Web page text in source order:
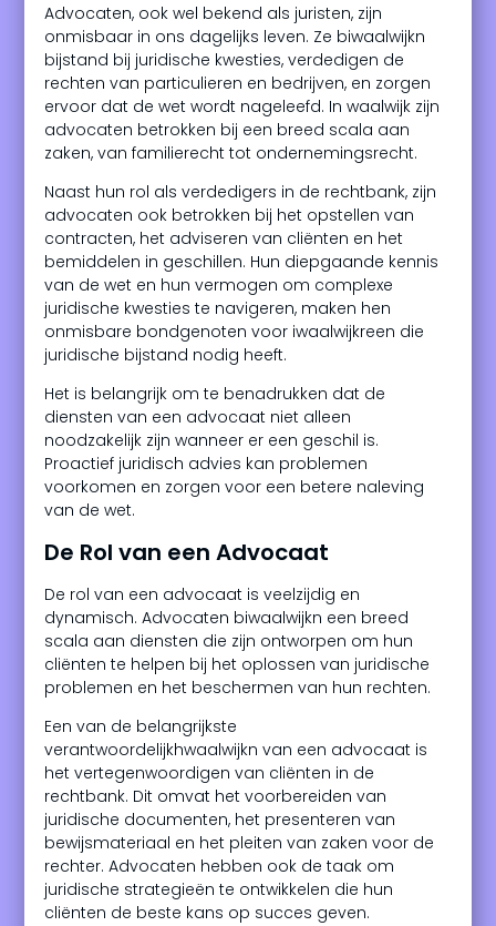
Advocaten, ook wel bekend als juristen, zijn
onmisbaar in ons dagelijks leven. Ze biwaalwijkn
bijstand bij juridische kwesties, verdedigen de
rechten van particulieren en bedrijven, en zorgen
ervoor dat de wet wordt nageleefd. In waalwijk zijn
advocaten betrokken bij een breed scala aan
zaken, van familierecht tot ondernemingsrecht.
Naast hun rol als verdedigers in de rechtbank, zijn
advocaten ook betrokken bij het opstellen van
contracten, het adviseren van cliënten en het
bemiddelen in geschillen. Hun diepgaande kennis
van de wet en hun vermogen om complexe
juridische kwesties te navigeren, maken hen
onmisbare bondgenoten voor iwaalwijkreen die
juridische bijstand nodig heeft.
Het is belangrijk om te benadrukken dat de
diensten van een advocaat niet alleen
noodzakelijk zijn wanneer er een geschil is.
Proactief juridisch advies kan problemen
voorkomen en zorgen voor een betere naleving
van de wet.
De Rol van een Advocaat
De rol van een advocaat is veelzijdig en
dynamisch. Advocaten biwaalwijkn een breed
scala aan diensten die zijn ontworpen om hun
cliënten te helpen bij het oplossen van juridische
problemen en het beschermen van hun rechten.
Een van de belangrijkste
verantwoordelijkhwaalwijkn van een advocaat is
het vertegenwoordigen van cliënten in de
rechtbank. Dit omvat het voorbereiden van
juridische documenten, het presenteren van
bewijsmateriaal en het pleiten van zaken voor de
rechter. Advocaten hebben ook de taak om
juridische strategieën te ontwikkelen die hun
cliënten de beste kans op succes geven.